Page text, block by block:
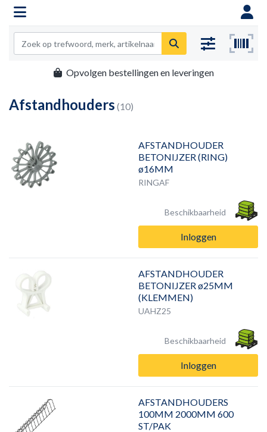
Opvolgen bestellingen en leveringen
Afstandhouders (10)
AFSTANDHOUDER
BETONIJZER (RING)
ø16MM
RINGAF
Beschikbaarheid
Inloggen
AFSTANDHOUDER
BETONIJZER ø25MM
(KLEMMEN)
UAHZ25
Beschikbaarheid
Inloggen
AFSTANDHOUDERS
100MM 2000MM 600
ST/PAK